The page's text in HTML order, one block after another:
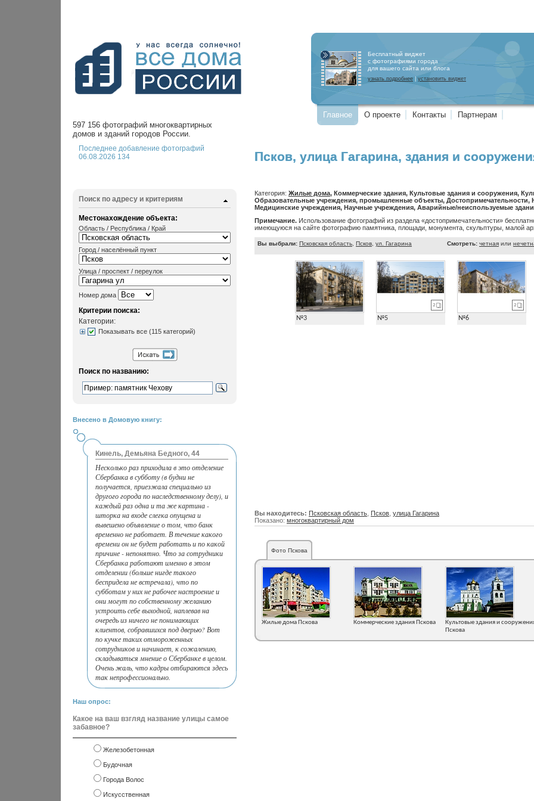
Бесплатный виджет
с фотографиями города
для вашего сайта или блога
узнать подробнее установить виджет
Главное О проекте Контакты
Партнерам
597 156 фотографий многоквартирных
домов и зданий городов России.
Последнее добавление фотографий
06.08.2026 134
Поиск по адресу и критериям
Местонахождение объекта:
Область / Республика / Край
Город / населённый пункт
Улица / проспект / переулок
Номер дома
Критерии поиска:
Категории:
Показывать все (115 категорий)
Поиск по названию:
Внесено в Домовую книгу:
Кинель, Демьяна Бедного, 44
Несколько раз приходила в это отделение
Сбербанка в субботу (в будни не
получается, приезжала специально из
другого города по наследственному делу), и
каждый раз одна и та же картина -
шторка на входе слегка опущена и
вывешено объявление о том, что банк
временно не работает. В течение какого
времени он не будет работать и по какой
причине - непонятно. Что за сотрудники
Сбербанка работают именно в этом
отделении (больше нигде такого
беспридела не встречала), что по
субботам у них не рабочее настроение и
они могут по собственному желанию
устроить себе выходной, наплевав на
очередь из ничего не понимающих
клиентов, собравшихся под дверью? Вот
по кучке таких отмороженных
сотрудников и начинает, к сожалению,
складываться мнение о Сбербанке в целом.
Очень жаль, что кадры отбираются здесь
так непрофессионально.
Наш опрос:
Какое на ваш взгляд название улицы самое
забавное?
Железобетонная
Будочная
Города Волос
Искусственная
Псков, улица Гагарина, здания и
Категория: Жилые дома, Коммерческие здания, Культовые здания и сооружения,
Образовательные учреждения, промышленные объекты, Достопримечательности,
Медицинские учреждения, Научные учреждения, Аварийные/неиспользуемые
Примечание. Использование фотографий из раздела «достопримечательности»
имеющуюся на сайте фотографию памятника, площади, монумента, скульптуры, малой
Вы выбрали: Псковская область Псков ул. Гагарина Смотреть: четная или
№3 №5
2
№6
2
Вы находитесь: Псковская область Псков улица Гагарина
Показано: многоквартирный дом
Фото Пскова
Жилые дома Пскова Коммерческие здания Пскова
Культовые здания и
Пскова